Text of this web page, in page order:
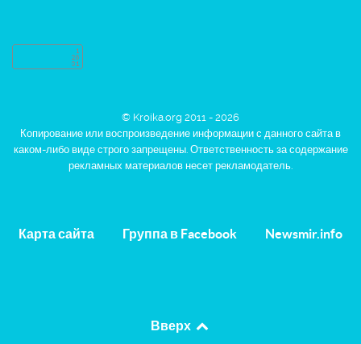
© Kroika.org 2011 - 2026
Копирование или воспроизведение информации с данного сайта в
каком-либо виде строго запрещены. Ответственность за содержание
рекламных материалов несет рекламодатель.
Карта сайта Группа в Facebook Newsmir.info
Вверх